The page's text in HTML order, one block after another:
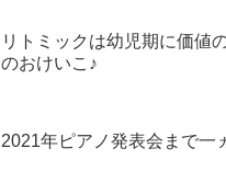
リトミックは幼児期に価値
のおけいこ♪
2021年ピアノ発表会まで一